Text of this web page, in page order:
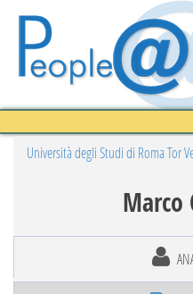
Università degli Studi di Roma Tor
Marco